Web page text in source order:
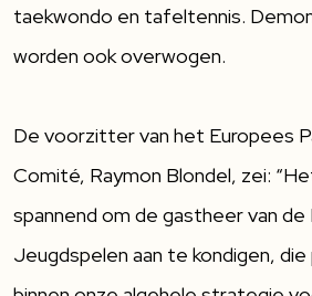
taekwondo en tafeltennis.
worden ook overwogen.
De voorzitter van het Europees
Comité, Raymon Blondel, zei:
spannend om de gastheer van de
Jeugdspelen aan te kondigen,